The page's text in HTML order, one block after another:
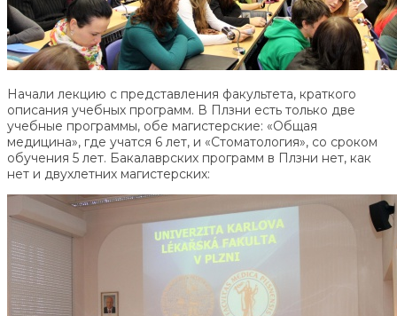
Начали лекцию с представления факультета, краткого
описания учебных программ. В Плзни есть только две
учебные программы, обе магистерские: «Общая
медицина», где учатся 6 лет, и «Стоматология», со сроком
обучения 5 лет. Бакалаврских программ в Плзни нет, как
нет и двухлетних магистерских: